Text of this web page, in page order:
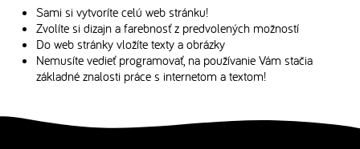
Sami si vytvoríte celú web stránku!
Zvolíte si dizajn a farebnosť z predvolených možností
Do web stránky vložíte texty a obrázky
Nemusíte vedieť programovať, na používanie Vám stačia
základné znalosti práce s internetom a textom!